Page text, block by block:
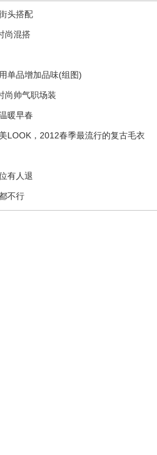
头搭配
尚混搭
单品增加品味(组图)
尚帅气职场装
暖早春
LOOK，2012春季最流行的复古毛衣
有人退
不行